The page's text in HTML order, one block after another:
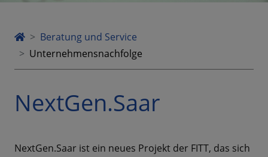
Beratung und Service
Unternehmensnachfolge
NextGen.Saar
NextGen.Saar ist ein neues Projekt der FITT, das sich